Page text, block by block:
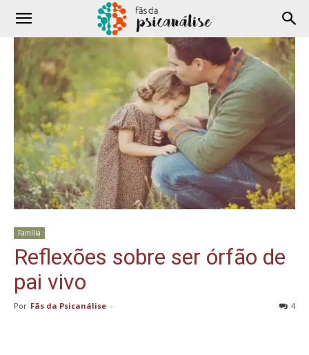
Família
Reflexões sobre ser órfão de
pai vivo
Por Fãs da Psicanálise - 4